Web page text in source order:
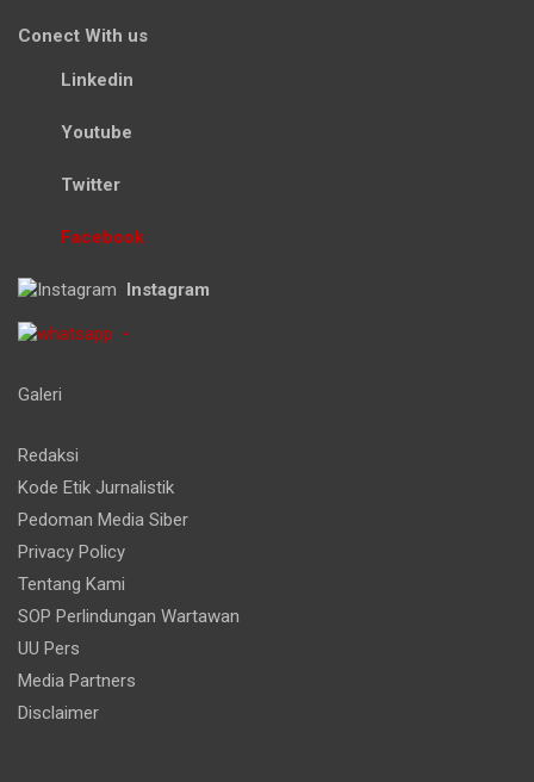
Conect With us
Linkedin
Youtube
Twitter
Facebook
Instagram
-
Galeri
Redaksi
Kode Etik Jurnalistik
Pedoman Media Siber
Privacy Policy
Tentang Kami
SOP Perlindungan Wartawan
UU Pers
Media Partners
Disclaimer